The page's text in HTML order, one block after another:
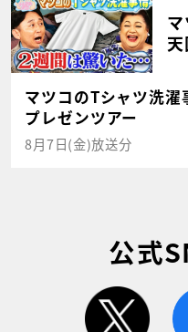
天
マツコのTシャツ洗
プレゼンツアー
8月7日(金)放送分
公式